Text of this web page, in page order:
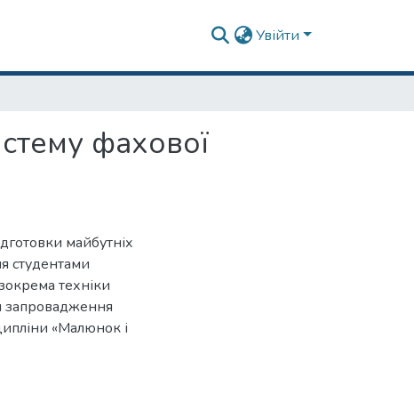
Увійти
фахової
майбутніх
студентами
техніки
запровадження
«Малюнок і